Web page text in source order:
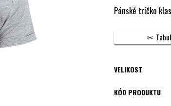
z
5Pánské tričko
VELIKOST
KÓD PRODUKTU